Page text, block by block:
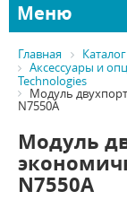
Меню
Главная
Аксессуары и
Technologies
Модуль
N7550A
Модуль
N7550A